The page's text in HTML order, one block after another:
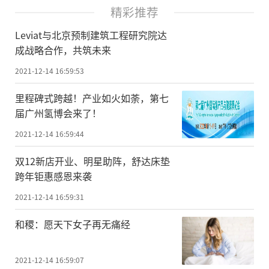
精彩推荐
Leviat与北京预制建筑工程研究院达
成战略合作，共筑未来
2021-12-14 16:59:53
里程碑式跨越！产业如火如荼，第七
届广州氢博会来了！
2021-12-14 16:59:44
双12新店开业、明星助阵，舒达床垫
跨年钜惠感恩来袭
2021-12-14 16:59:31
和稷：愿天下女子再无痛经
2021-12-14 16:59:07